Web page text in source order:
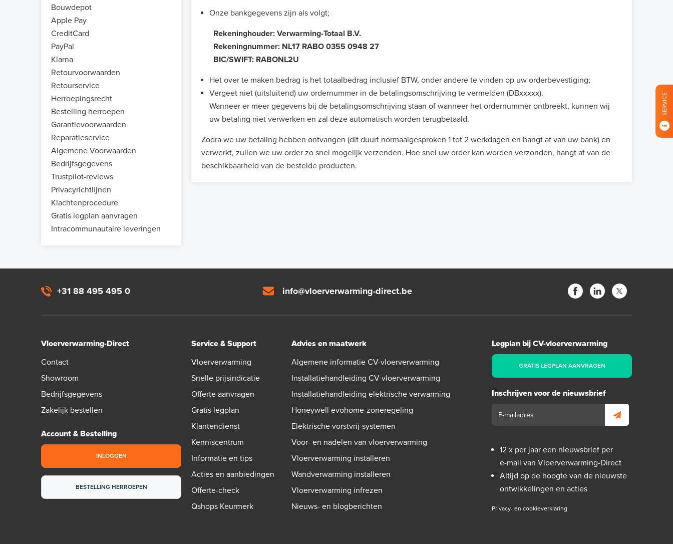
Bouwdepot
Apple Pay
CreditCard
PayPal
Klarna
Retourvoorwaarden
Retourservice
Herroepingsrecht
Bestelling herroepen
Garantievoorwaarden
Reparatieservice
Algemene Voorwaarden
Bedrijfsgegevens
Trustpilot-reviews
Privacyrichtlijnen
Klachtenprocedure
Gratis legplan aanvragen
Intracommunautaire leveringen
Onze bankgegevens zijn als volgt;
Rekeninghouder: Verwarming-Totaal B.V.
Rekeningnummer: NL17 RABO 0355 0948 27
BIC/SWIFT: RABONL2U
Het over te maken bedrag is het totaalbedrag inclusief BTW, onder andere te vinden op uw orderbevestiging;
Vergeet niet (uitsluitend) uw ordernummer in de betalingsomschrijving te vermelden (DBxxxxx).
Wanneer er meer gegevens bij de betalingsomschrijving staan of wanneer het ordernummer ontbreekt, kunnen wij
uw betaling niet verwerken en zal deze automatisch worden terugbetaald.
Zodra we uw betaling hebben ontvangen (dit duurt normaalgesproken 1 tot 2 werkdagen en hangt af van uw bank) en
verwerkt, zullen we uw order zo snel mogelijk verzenden. Hoe snel uw order kan worden verzonden, hangt af van de
beschikbaarheid van de bestelde producten.
+31 88 495 495 0 info@vloerverwarming-direct.be
Vloerverwarming-Direct
Contact
Showroom
Bedrijfsgegevens
Zakelijk bestellen
Account & Bestelling
INLOGGEN
BESTELLING HERROEPEN
Service & Support
Vloerverwarming
Snelle prijsindicatie
Offerte aanvragen
Gratis legplan
Klantendienst
Kenniscentrum
Informatie en tips
Acties en aanbiedingen
Offerte-check
Qshops Keurmerk
Advies en maatwerk
Algemene informatie CV-vloerverwarming
Installatiehandleiding CV-vloerverwarming
Installatiehandleiding elektrische verwarming
Honeywell evohome-zoneregeling
Elektrische vorstvrij-systemen
Voor- en nadelen van vloerverwarming
Vloerverwarming installeren
Wandverwarming installeren
Vloerverwarming infrezen
Nieuws- en blogberichten
Legplan bij CV-vloerverwarming
GRATIS LEGPLAN AANVRAGEN
Inschrijven voor de nieuwsbrief
12 x per jaar een nieuwsbrief per
e-mail van Vloerverwarming-Direct
Altijd op de hoogte van de nieuwste
ontwikkelingen en acties
Privacy- en cookieverklaring
SERVICE